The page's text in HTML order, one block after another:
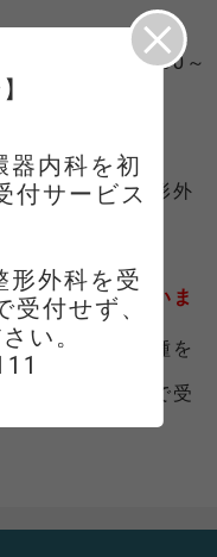
12：00、15：00～
00
始、夏季休暇
科、外科、整形外
予約ではございま
ださい。
証、医療証各種を
定の方はこちらで受
器内科を初
付サービス
形外科を受
付せず、
い。